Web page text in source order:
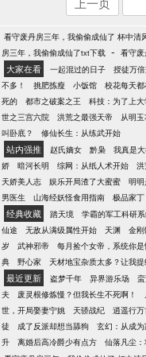
看守废丹房三年，我偷偷成仙了 杯中清
房三年，我偷偷成仙了txt下载 - 看守
大家在看 一起混过的日子 授徒万
不多！
挑肥拣瘦 小饭馆 校花每天
死的
都市之破案之王 科技：为了上
世之三宫六院
洪荒之最强天帝 从明
叫卧底？
修仙长生：从练武开始
站内强推 赵氏嫡女 黔枭 我真是
娇
暗河长明 综网：从纸人术开始
天娇美人志
娱乐开局渣了大蜜蜜 明
男医生
山海经妖怪食用指南 极品家丁
经典收藏 踏天境 学霸的军工科研
仙途
无敌从满级属性开始 天渊 金
岁
武神邪帝 每月捡个女帝，系统你是
典
野心家 天材地宝杂质太多？让我
最近更新 盗梦千年 异界游乐场
夫
废灵根修炼慢？但我长生不死啊！
世，开局娶妻宁姚
天骄战纪 逍遥行
徒
成了反派却想当舔狗 玄幻：从成
升
离婚后高冷爵少有点方 仙落凡尘